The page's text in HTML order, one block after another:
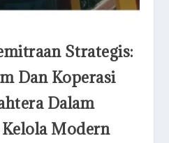
Strategis:
Dan Koperasi
Dalam
Modern